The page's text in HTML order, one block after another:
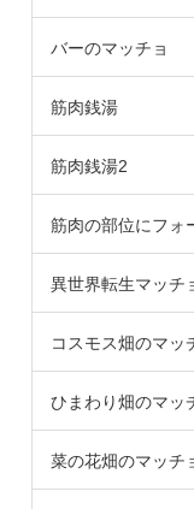
バーのマッチョ
筋肉銭湯
筋肉銭湯2
筋肉の部位にフォ
異世界転生マッチ
コスモス畑のマッ
ひまわり畑のマッ
菜の花畑のマッチ